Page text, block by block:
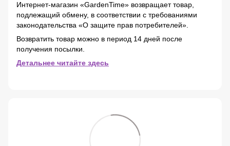
Интернет-магазин «GardenTime» возвращает товар,
подлежащий обмену, в соответствии с требованиями
законодательства «О защите прав потребителей».
Возвратить товар можно в период 14 дней после
получения посылки.
Детальнее читайте здесь